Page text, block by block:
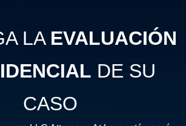
LA EVALUACIÓN
DE SU
CASO